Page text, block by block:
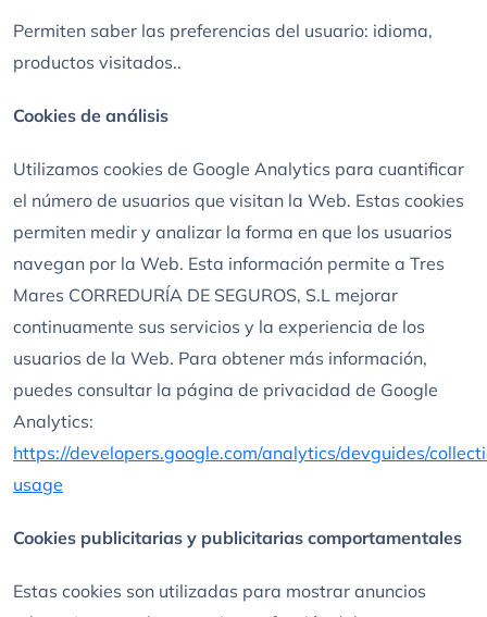
Permiten saber las preferencias del usuario: idioma,
productos visitados..
Cookies de análisis
Utilizamos cookies de Google Analytics para cuantificar
el número de usuarios que visitan la Web. Estas cookies
permiten medir y analizar la forma en que los usuarios
navegan por la Web. Esta información permite a Tres
Mares CORREDURÍA DE SEGUROS, S.L mejorar
continuamente sus servicios y la experiencia de los
usuarios de la Web. Para obtener más información,
puedes consultar la página de privacidad de Google
Analytics:
https://developers.google.com/analytics/devguides/
usage
Cookies publicitarias y publicitarias comportamentales
Estas cookies son utilizadas para mostrar anuncios